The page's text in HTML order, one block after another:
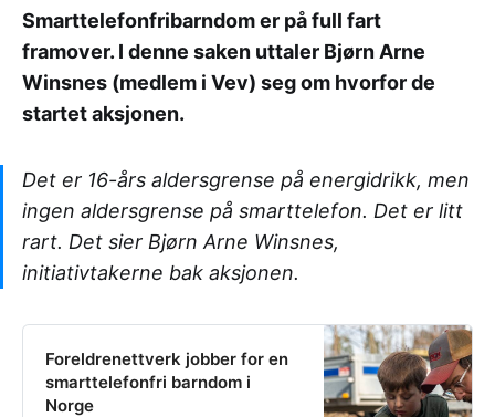
kjøpe hasj, og det før det ringer inn
til 1. time.
Smarttelefonfribarndom er på full fart
framover. I denne saken uttaler Bjørn Arne
Winsnes (medlem i Vev) seg om hvorfor de
startet aksjonen.
Det er 16-års aldersgrense på energidrikk, men
ingen aldersgrense på smarttelefon. Det er litt
rart. Det sier Bjørn Arne Winsnes,
initiativtakerne bak aksjonen.
Foreldrenettverk jobber for en
smarttelefonfri barndom i
Norge